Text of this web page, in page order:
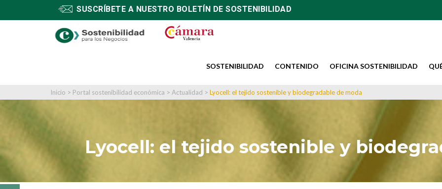
SUSCRÍBETE A NUESTRO BOLETÍN DE SOSTENIBILIDAD
SOSTENIBILIDAD CONTENIDO OFICINA SOSTENIBILIDAD
Inicio > Portal sostenibilidad económica > Actualidad > Lyocell: el tejido sostenible y biodegradable de moda
Lyocell: el tejido sostenible y